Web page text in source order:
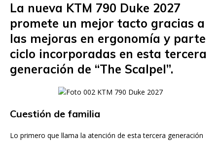
La nueva KTM 790 Duke 2027
promete un mejor tacto gracias a
las mejoras en ergonomía y parte
ciclo incorporadas en esta tercera
generación de “The Scalpel”.
Cuestión de familia
Lo primero que llama la atención de esta tercera generación